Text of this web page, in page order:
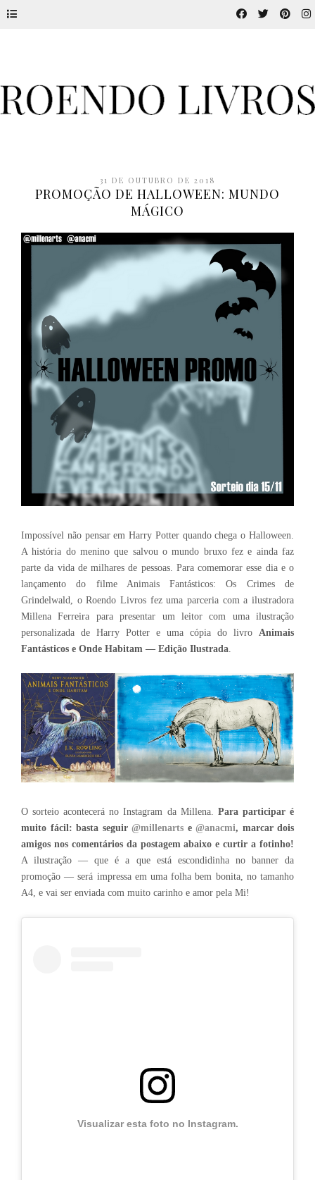
31 DE OUTUBRO DE 2018
PROMOÇÃO DE HALLOWEEN: MUNDO
MÁGICO
Impossível não pensar em Harry Potter quando chega o Halloween.
A história do menino que salvou o mundo bruxo fez e ainda faz
parte da vida de milhares de pessoas. Para comemorar esse dia e o
lançamento do filme Animais Fantásticos: Os Crimes de
Grindelwald, o Roendo Livros fez uma parceria com a ilustradora
Millena Ferreira para presentar um leitor com uma ilustração
personalizada de Harry Potter e uma cópia do livro Animais
Fantásticos e Onde Habitam — Edição Ilustrada
O sorteio acontecerá no Instagram da Millena. Para participar é
muito fácil: basta seguir @millenarts e @anacmi, marcar dois
amigos nos comentários da postagem abaixo e curtir a fotinho!
A ilustração — que é a que está escondidinha no banner da
promoção — será impressa em uma folha bem bonita, no tamanho
A4, e vai ser enviada com muito carinho e amor pela Mi!
Visualizar esta foto no Instagram.